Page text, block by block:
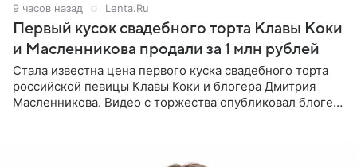
9 часов назад Lenta.Ru
Первый кусок свадебного торта Клавы Коки
и Масленникова продали за 1 млн рублей
Стала известна цена первого куска свадебного торта
российской певицы Клавы Коки и блогера Дмитрия
Масленникова. Видео с торжества опубликовал блогер